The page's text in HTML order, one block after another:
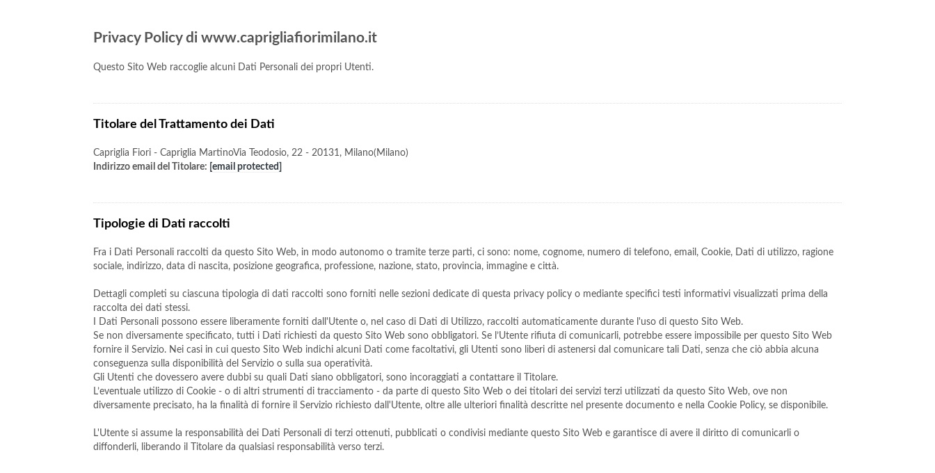
Privacy Policy di www.caprigliafiorimilano.it
Questo Sito Web raccoglie alcuni Dati Personali dei propri Utenti.
Titolare del Trattamento dei Dati
Capriglia Fiori - Capriglia MartinoVia Teodosio, 22 - 20131, Milano(Milano)
Indirizzo email del Titolare: [email protected]
Tipologie di Dati raccolti
Fra i Dati Personali raccolti da questo Sito Web, in modo autonomo o tramite terze parti, ci sono: nome, cognome, numero di telefono, email, Cookie, Dati di utilizzo, ragione
sociale, indirizzo, data di nascita, posizione geografica, professione, nazione, stato, provincia, immagine e città.
Dettagli completi su ciascuna tipologia di dati raccolti sono forniti nelle sezioni dedicate di questa privacy policy o mediante specifici testi informativi visualizzati prima della
raccolta dei dati stessi.
I Dati Personali possono essere liberamente forniti dall'Utente o, nel caso di Dati di Utilizzo, raccolti automaticamente durante l'uso di questo Sito Web.
Se non diversamente specificato, tutti i Dati richiesti da questo Sito Web sono obbligatori. Se l’Utente rifiuta di comunicarli, potrebbe essere impossibile per questo Sito Web
fornire il Servizio. Nei casi in cui questo Sito Web indichi alcuni Dati come facoltativi, gli Utenti sono liberi di astenersi dal comunicare tali Dati, senza che ciò abbia alcuna
conseguenza sulla disponibilità del Servizio o sulla sua operatività.
Gli Utenti che dovessero avere dubbi su quali Dati siano obbligatori, sono incoraggiati a contattare il Titolare.
L’eventuale utilizzo di Cookie - o di altri strumenti di tracciamento - da parte di questo Sito Web o dei titolari dei servizi terzi utilizzati da questo Sito Web, ove non
diversamente precisato, ha la finalità di fornire il Servizio richiesto dall'Utente, oltre alle ulteriori finalità descritte nel presente documento e nella Cookie Policy, se disponibile.
L'Utente si assume la responsabilità dei Dati Personali di terzi ottenuti, pubblicati o condivisi mediante questo Sito Web e garantisce di avere il diritto di comunicarli o
diffonderli, liberando il Titolare da qualsiasi responsabilità verso terzi.